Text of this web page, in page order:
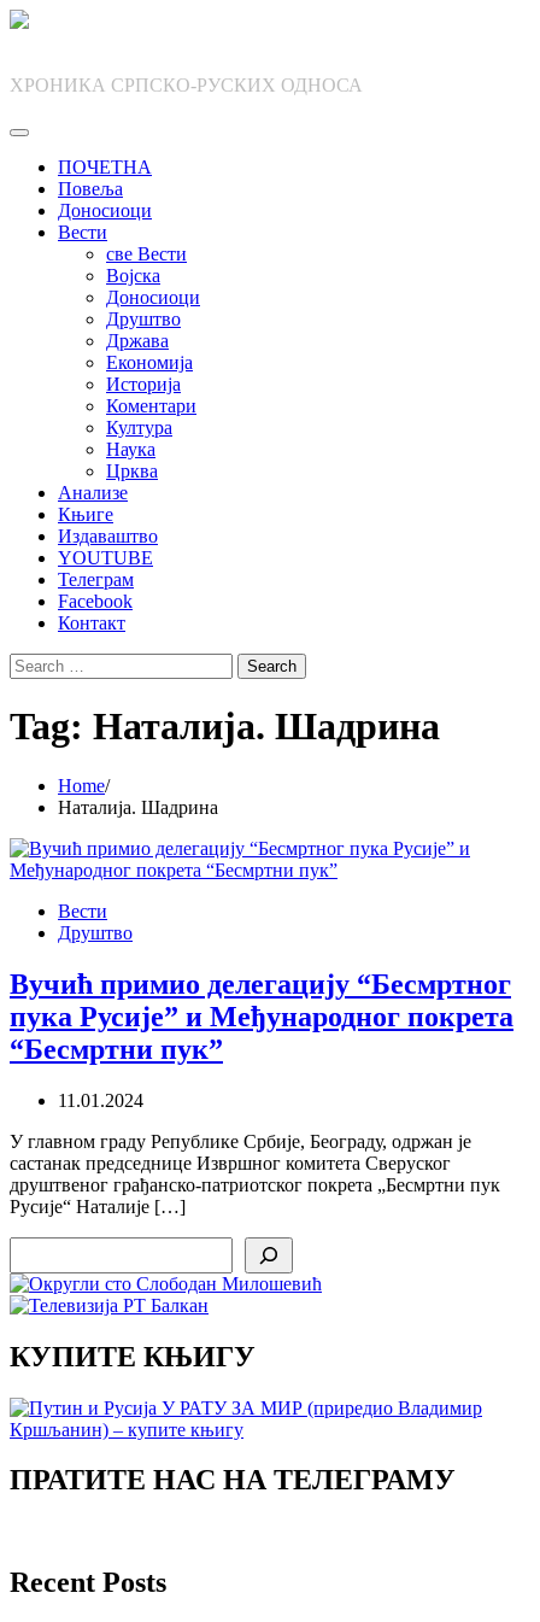
Skip
ХРОНИКА СРПСКО-РУСКИХ ОДНОСА
ПОЧЕТНА
Повеља
Доносиоци
Вести
све Вести
Војска
Доносиоци
Друштво
Држава
Економија
Историја
Коментари
Култура
Наука
Црква
Анализе
Књиге
Издаваштво
YOUTUBE
Телеграм
Facebook
Контакт
Search
for:
Tag: Наталија. Шадрина
Home
Наталија. Шадрина
Вести
Друштво
Вучић примио делегацију “Бесмртног
пука Русије” и Међународног покрета
“Бесмртни пук”
11.01.2024
У главном граду Републике Србије, Београду, одржан је
састанак председнице Извршног комитета Сверуског
друштвеног грађанско-патриотског покрета „Бесмртни пук
Русије“ Наталије […]
КУПИТЕ КЊИГУ
ПРАТИТЕ НАС НА ТЕЛЕГРАМУ
Recent Posts